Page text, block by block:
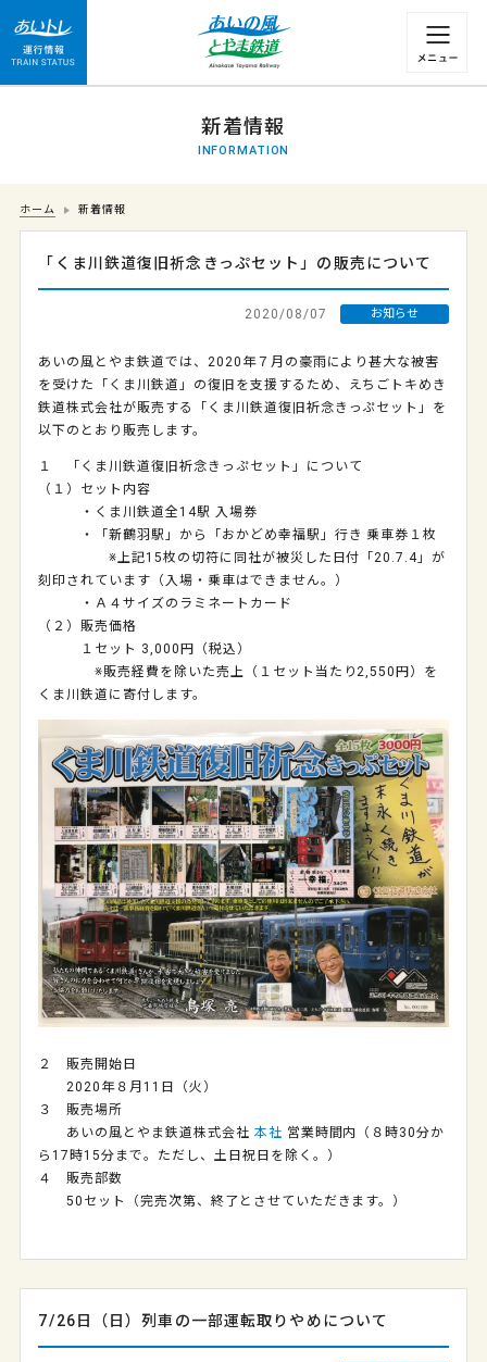
運行情報 列車の遅れ情報等についてはこちら
新着情報
INFORMATION
ホーム 新着情報
「くま川鉄道復旧祈念きっぷセット」の販売について
2020/08/07 お知らせ
あいの風とやま鉄道では、2020年７月の豪雨により甚大な被害
を受けた「くま川鉄道」の復旧を支援するため、えちごトキめき
鉄道株式会社が販売する「くま川鉄道復旧祈念きっぷセット」を
以下のとおり販売します。
１ 「くま川鉄道復旧祈念きっぷセット」について
（１）セット内容
・くま川鉄道全14駅 入場券
・「新鶴羽駅」から「おかどめ幸福駅」行き 乗車券１枚
※上記15枚の切符に同社が被災した日付「20.7.4」が
刻印されています（入場・乗車はできません。）
・Ａ４サイズのラミネートカード
（２）販売価格
１セット 3,000円（税込）
※販売経費を除いた売上（１セット当たり2,550円）を
くま川鉄道に寄付します。
２ 販売開始日
2020年８月11日（火）
３ 販売場所
あいの風とやま鉄道株式会社 本社 営業時間内（８時30分か
ら17時15分まで。ただし、土日祝日を除く。）
４ 販売部数
50セット（完売次第、終了とさせていただきます。）
7/26日（日）列車の一部運転取りやめについて